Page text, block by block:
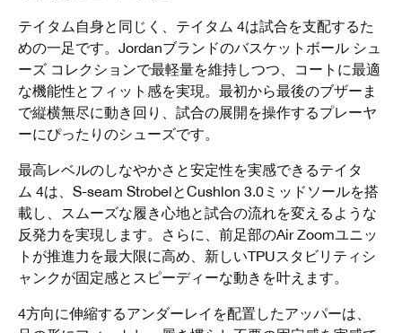
テイタム自身と同じく、テイタム 4は試合を支配するた
めの一足です。Jordanブランドのバスケットボール シュ
ーズ コレクションで最軽量を維持しつつ、コートに最適
な機能性とフィット感を実現。最初から最後のブザーま
で縦横無尽に動き回り、試合の展開を操作するプレーヤ
ーにぴったりのシューズです。
最高レベルのしなやかさと安定性を実感できるテイタ
ム 4は、S-seam StrobelとCushlon 3.0ミッドソールを搭
載し、スムーズな履き心地と試合の流れを変えるような
反発力を実現します。さらに、前足部のAir Zoomユニッ
トが推進力を最大限に高め、新しいTPUスタビリティシ
ャンクが固定感とスピーディーな動きを叶えます。
4方向に伸縮するアンダーレイを配置したアッパーは、